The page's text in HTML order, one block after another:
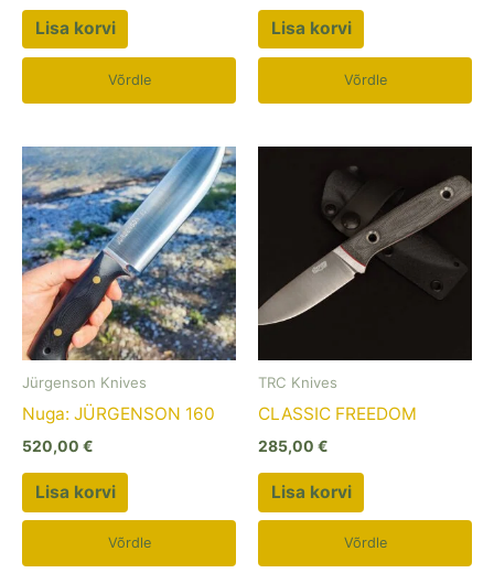
Lisa korvi
Võrdle
Lisa korvi
Võrdle
Jürgenson Knives
Nuga: JÜRGENSON 160
520,00 €
Lisa korvi
Võrdle
TRC Knives
CLASSIC FREEDOM
285,00 €
Lisa korvi
Võrdle